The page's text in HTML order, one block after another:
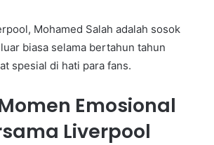
Mohamed Salah adalah sosok
biasa selama bertahun tahun
spesial di hati para fans.
Emosional
Liverpool